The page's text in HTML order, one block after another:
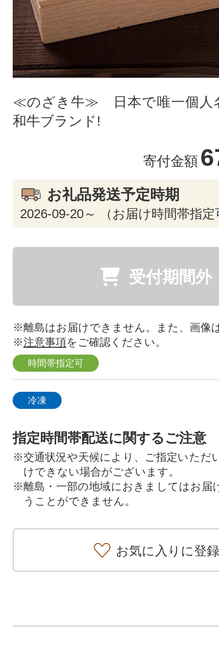
≪のざき牛≫ 日本で唯一個人
和牛ブランド!
寄付金額
お礼品発送予定時期
2026-09-20～ （お届け時間帯指定
受付期間外
※離島はお届けできません。また、画像
※注意事項をご確認ください。
時間帯指定可
冷凍
指定時間帯配送に関するご注意
※交通状況や天候により、ご指定いただ
けできない場合がございます。
※離島・一部の地域におきましてはお届
うことができません。
お気に入りに登録